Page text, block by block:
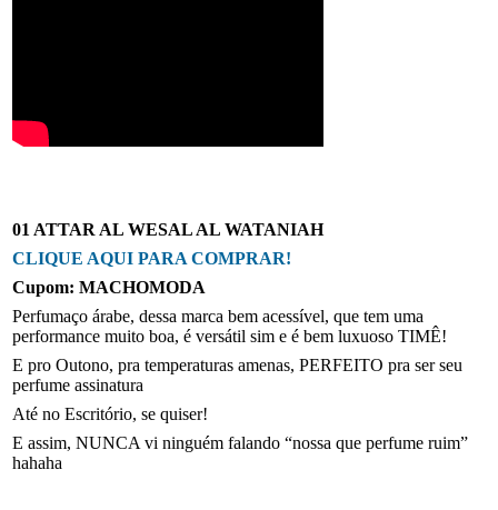
01 ATTAR AL WESAL AL WATANIAH
CLIQUE AQUI PARA COMPRAR!
Cupom: MACHOMODA
Perfumaço árabe, dessa marca bem acessível, que tem uma
performance muito boa, é versátil sim e é bem luxuoso TIMÊ!
E pro Outono, pra temperaturas amenas, PERFEITO pra ser seu
perfume assinatura
Até no Escritório, se quiser!
E assim, NUNCA vi ninguém falando “nossa que perfume ruim”
hahaha